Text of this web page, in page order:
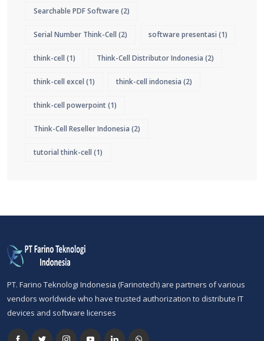
Searchable PDF Software(2)
Serial Number Think-Cell (2) software presentasi (1)
think-cell (1) Think-Cell Distributor Indonesia (2)
think-cell excel (1) think-cell indonesia (2)
think-cell powerpoint(1)
Think-Cell Reseller Indonesia (2)
tutorial think-cell (1)
PT. Farino Teknologi Indonesia (Farinotech) are partners of various
vendors worldwide who have trusted authorization to distribute IT
devices and software licenses